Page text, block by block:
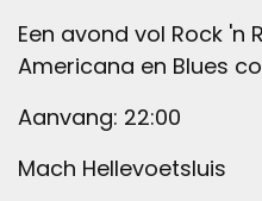
Een avond vol Rock 'n
Americana en Blues
Aanvang: 22:00
Mach Hellevoetsluis